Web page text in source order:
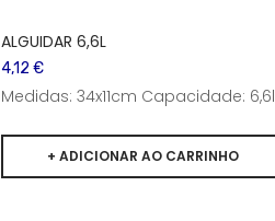
ALGUIDAR 6,6L
4,12 €
Medidas: 34x11cm Capacidade: 6,6l